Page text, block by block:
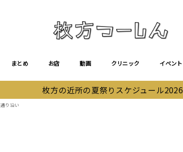
まとめ お店 動画 クリニック イベント
枚方の近所の夏祭りスケジュール2026
り沿い